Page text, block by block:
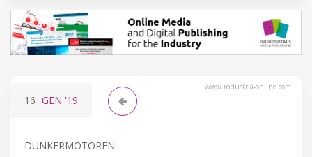
www.industria-online.com
16 GEN '19
DUNKERMOTOREN